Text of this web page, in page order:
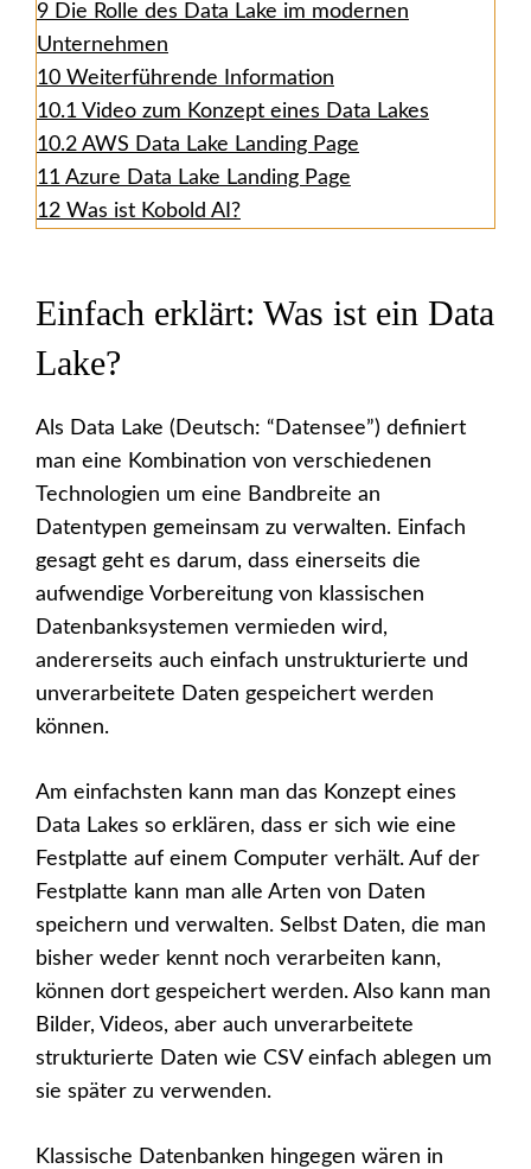
9 Die Rolle des Data Lake im modernen
Unternehmen
10 Weiterführende Information
10.1 Video zum Konzept eines Data Lakes
10.2 AWS Data Lake Landing Page
11 Azure Data Lake Landing Page
12 Was ist Kobold AI?
Einfach erklärt: Was ist ein Data
Lake?
Als Data Lake (Deutsch: “Datensee”) definiert
man eine Kombination von verschiedenen
Technologien um eine Bandbreite an
Datentypen gemeinsam zu verwalten. Einfach
gesagt geht es darum, dass einerseits die
aufwendige Vorbereitung von klassischen
Datenbanksystemen vermieden wird,
andererseits auch einfach unstrukturierte und
unverarbeitete Daten gespeichert werden
können.
Am einfachsten kann man das Konzept eines
Data Lakes so erklären, dass er sich wie eine
Festplatte auf einem Computer verhält. Auf der
Festplatte kann man alle Arten von Daten
speichern und verwalten. Selbst Daten, die man
bisher weder kennt noch verarbeiten kann,
können dort gespeichert werden. Also kann man
Bilder, Videos, aber auch unverarbeitete
strukturierte Daten wie CSV einfach ablegen um
sie später zu verwenden.
Klassische Datenbanken hingegen wären in